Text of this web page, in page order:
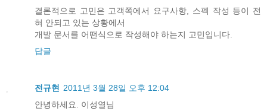
결론적으로 고민은 고객쪽에서 요구사항, 스펙 작성 등이 전
혀 안되고 있는 상황에서
개발 문서를 어떤식으로 작성해야 하는지 고민입니다.
답글
전규현
2011년 3월 28일 오후 12:04
안녕하세요. 이성열님